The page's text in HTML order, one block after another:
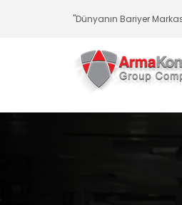
"Dünyanın Bariyer